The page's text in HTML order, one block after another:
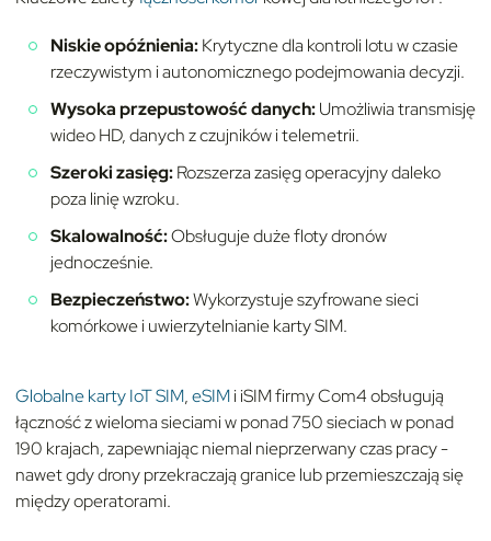
Niskie opóźnienia:Krytyczne dla kontroli lotu w czasie
rzeczywistym i autonomicznego podejmowania decyzji.
Wysoka przepustowość danych:Umożliwia transmisję
wideo HD, danych z czujników i telemetrii.
Szeroki zasięg:Rozszerza zasięg operacyjny daleko
poza linię wzroku.
Skalowalność:Obsługuje duże floty dronów
jednocześnie.
Bezpieczeństwo:Wykorzystuje szyfrowane sieci
komórkowe i uwierzytelnianie karty SIM.
Globalne karty IoT SIM,eSIMi iSIM firmy Com4 obsługują
łączność z wieloma sieciami w ponad 750 sieciach w ponad
190 krajach, zapewniając niemal nieprzerwany czas pracy -
nawet gdy drony przekraczają granice lub przemieszczają się
między operatorami.